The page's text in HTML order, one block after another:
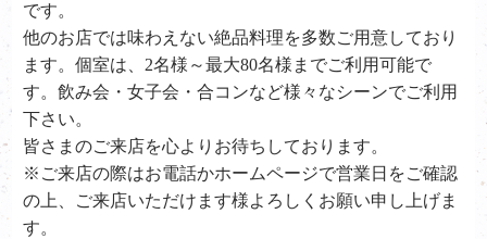
です。
他のお店では味わえない絶品料理を多数ご用意しており
ます。個室は、2名様～最大80名様までご利用可能で
す。飲み会・女子会・合コンなど様々なシーンでご利用
下さい。
皆さまのご来店を心よりお待ちしております。
※ご来店の際はお電話かホームページで営業日をご確認
の上、ご来店いただけます様よろしくお願い申し上げま
す。